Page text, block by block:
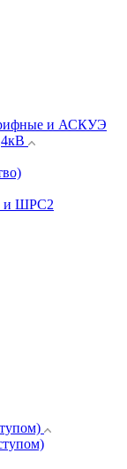
и АСКУЭ
и ШРС2